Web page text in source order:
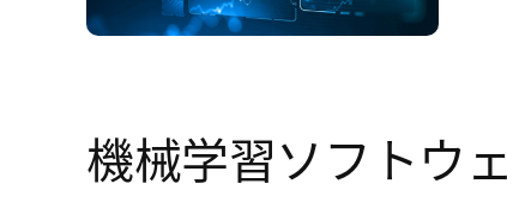
機械学習ソフトウ